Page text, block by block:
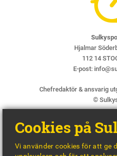
Hjalmar
112 14
E-post:
Chefredaktör & ansvarig
©
Cookies på
Vi använder cookies för att ge